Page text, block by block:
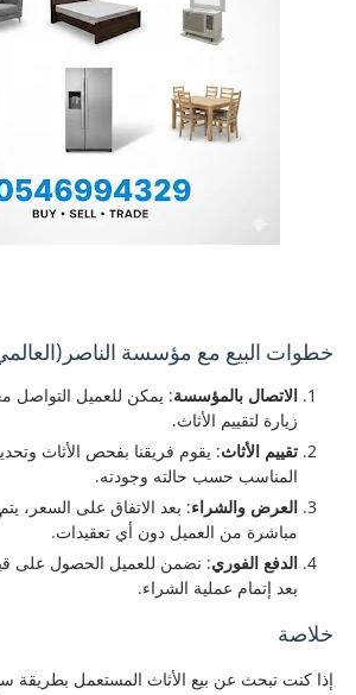
خطوات البيع مع مؤسسة
الاتصال بالمؤسسة: يمكن للعميل التواصل
زيارة لتقييم الأثاث.
تقييم الأثاث: يقوم فريقنا بفحص الأثاث
المناسب حسب حالته وجودته.
العرض والشراء: بعد الاتفاق على السعر،
مباشرة من العميل دون أي تعقيدات.
الدفع الفوري: نضمن للعميل الحصول على
بعد إتمام عملية الشراء.
خلاصة
إذا كنت تبحث عن بيع الأثاث المستعمل بطريقة